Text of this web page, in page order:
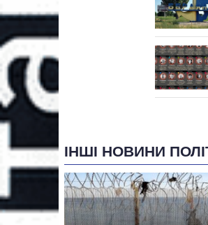
ІНШІ НОВИНИ